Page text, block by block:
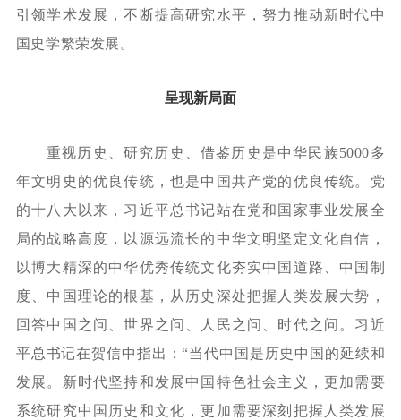
引领学术发展，不断提高研究水平，努力推动新时代中
国史学繁荣发展。
呈现新局面
重视历史、研究历史、借鉴历史是中华民族5000多
年文明史的优良传统，也是中国共产党的优良传统。党
的十八大以来，习近平总书记站在党和国家事业发展全
局的战略高度，以源远流长的中华文明坚定文化自信，
以博大精深的中华优秀传统文化夯实中国道路、中国制
度、中国理论的根基，从历史深处把握人类发展大势，
回答中国之问、世界之问、人民之问、时代之问。习近
平总书记在贺信中指出：“当代中国是历史中国的延续和
发展。新时代坚持和发展中国特色社会主义，更加需要
系统研究中国历史和文化，更加需要深刻把握人类发展